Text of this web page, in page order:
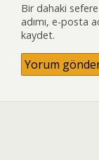
Bir dahaki
adımı, e-posta
kaydet.